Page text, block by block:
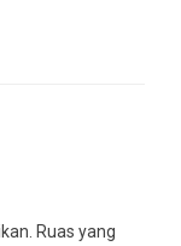
Ruas yang